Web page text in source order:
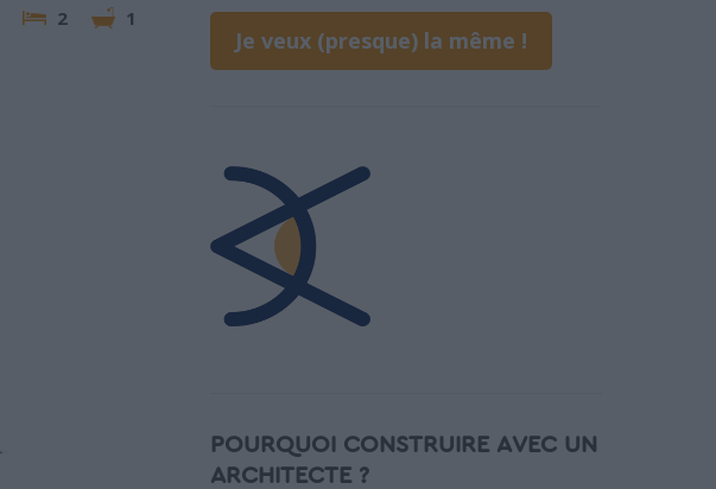
2 1
Je veux (presque) la même !
POURQUOI CONSTRUIRE AVEC UN
ARCHITECTE ?